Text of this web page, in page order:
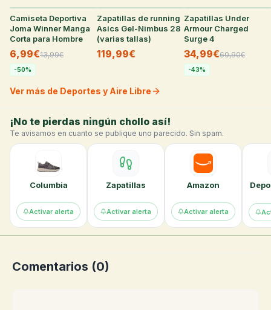
31°
Camiseta Deportiva
Joma Winner Manga
Corta para Hombre
6,99€13,99€
-50%
28°
Zapatillas de running
Asics Gel-Nimbus 28
(varias tallas)
119,99€
Zapatillas Under
Armour Charged
Surge 4
34,99€60,90€
-43%
Ver más de Deportes y Aire Libre
¡No te pierdas ningún chollo así!
Te avisamos en cuanto se publique uno parecido. Sin spam.
Columbia
Activar alerta
Zapatillas
Activar alerta
Amazon
Activar alerta
Comentarios (0)